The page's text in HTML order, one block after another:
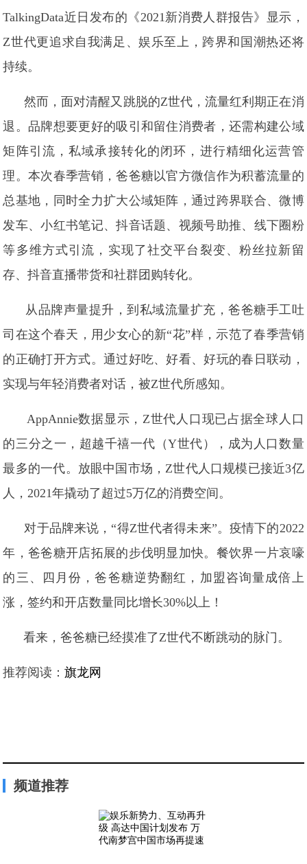
TalkingData近日发布的《2021新消费人群报告》显示，
Z世代更追求自我满足、娱乐至上，跨界和国潮热还将
持续。
然而，面对清醒又跳脱的Z世代，流量红利期正在消
退。品牌想要更好的吸引和留住消费者，还需构建公域
矩阵引流，私域承接转化的闭环，进行精细化运营管
理。本次春季营销，爸爸糖以官方微信作为积蓄流量的
总基地，同时全力扩大公域矩阵，通过跨界联合、微博
发车、小红书笔记、抖音话题、视频号助推、线下圈粉
等多维方式引流，实现了社交平台裂变、粉丝拉新留
存、抖音直播带货和社群团购转化。
从品牌声量提升，到私域流量扩充，爸爸糖手工吐
司在这个春天，用少女心的新“花”样，示范了春季营销
的正确打开方式。通过好吃、好看、好玩的春日联动，
实现与年轻消费者对话，被Z世代所感知。
AppAnnie数据显示，Z世代人口现已占据全球人口
的三分之一，超越千禧一代（Y世代），成为人口数量
最多的一代。放眼中国市场，Z世代人口规模已接近3亿
人，2021年撬动了超过5万亿的消费空间。
对于品牌来说，“得Z世代者得未来”。疫情下的2022
年，爸爸糖开店拓展的步伐明显加快。餐饮界一片哀嚎
的三、四月份，爸爸糖逆势翻红，加盟咨询量成倍上
涨，签约和开店数量同比增长30%以上！
看来，爸爸糖已经摸准了Z世代不断跳动的脉门。
推荐阅读：旗龙网
频道推荐